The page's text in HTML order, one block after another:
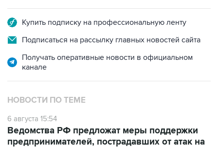
Купить подписку на профессиональную ленту
Подписаться на рассылку главных новостей сайта
Получать оперативные новости в официальном
канале
НОВОСТИ ПО ТЕМЕ
6 августа 15:54
Ведомства РФ предложат меры поддержки
предпринимателей, пострадавших от атак на